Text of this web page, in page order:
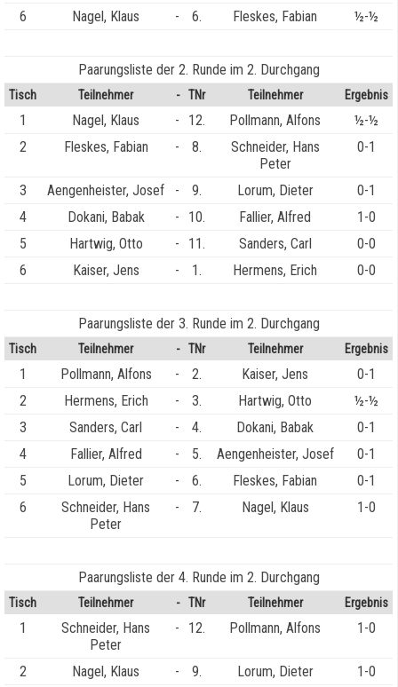
6 Nagel, Klaus - 6. Fleskes, Fabian ½-½
Paarungsliste der 2. Runde im 2. Durchgang
Tisch Teilnehmer - TNr Teilnehmer Ergebnis
1 Nagel, Klaus - 12. Pollmann, Alfons
½-½
2
Fleskes, Fabian - 8.
Schneider, Hans
Peter
0-1
3 Aengenheister, Josef - 9. Lorum, Dieter
0-1
4
Dokani, Babak - 10. Fallier, Alfred
1-0
5
Hartwig, Otto - 11. Sanders, Carl
0-0
6
Kaiser, Jens - 1. Hermens, Erich 0-0
Paarungsliste der 3. Runde im 2. Durchgang
Tisch Teilnehmer - TNr Teilnehmer Ergebnis
1 Pollmann, Alfons - 2. Kaiser, Jens
0-1
2
Hermens, Erich - 3. Hartwig, Otto
½-½
3
Sanders, Carl - 4. Dokani, Babak
0-1
4
Fallier, Alfred - 5. Aengenheister, Josef
0-1
5
Lorum, Dieter - 6. Fleskes, Fabian
0-1
6
Schneider, Hans
Peter
- 7. Nagel, Klaus 1-0
Paarungsliste der 4. Runde im 2. Durchgang
Tisch Teilnehmer - TNr Teilnehmer Ergebnis
1
Schneider, Hans
Peter
- 12. Pollmann, Alfons 1-0
2 Nagel, Klaus - 9. Lorum, Dieter
1-0